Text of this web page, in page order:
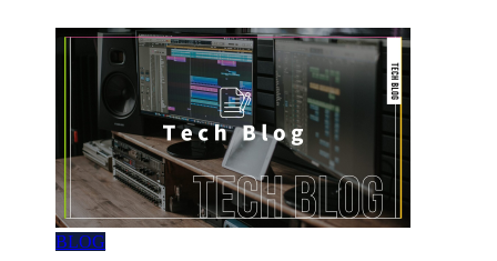
BLOG